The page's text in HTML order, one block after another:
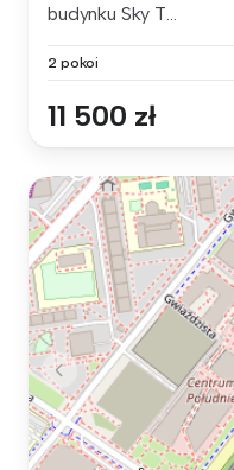
budynku Sky T...
2 pokoi
11 500 zł